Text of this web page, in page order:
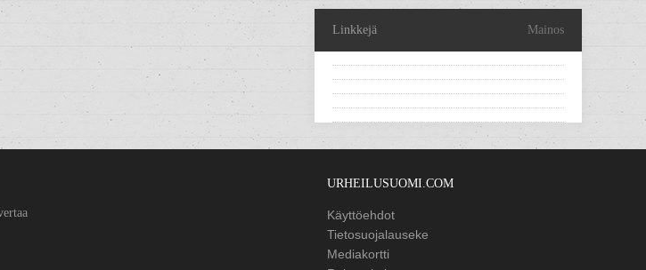
Linkkejä Mainos
URHEILUSUOMI.COM
Käyttöehdot
Tietosuojalauseke
Mediakortti